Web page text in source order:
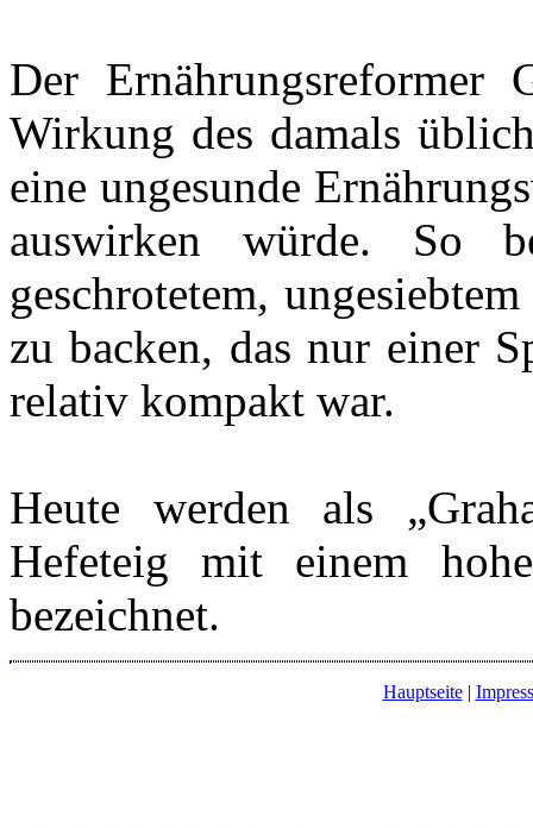
Der Ernährungsreformer
Wirkung des damals
eine ungesunde
auswirken würde. So
geschrotetem,
zu backen, das nur einer
relativ kompakt war.
Heute werden als
Hefeteig mit einem
bezeichnet.
Hauptseite|